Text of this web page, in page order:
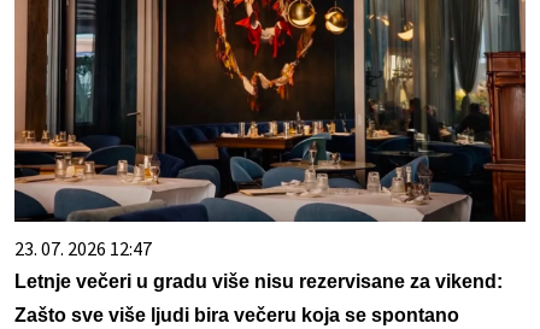
23. 07. 2026 12:47
Letnje večeri u gradu više nisu rezervisane za vikend:
Zašto sve više ljudi bira večeru koja se spontano